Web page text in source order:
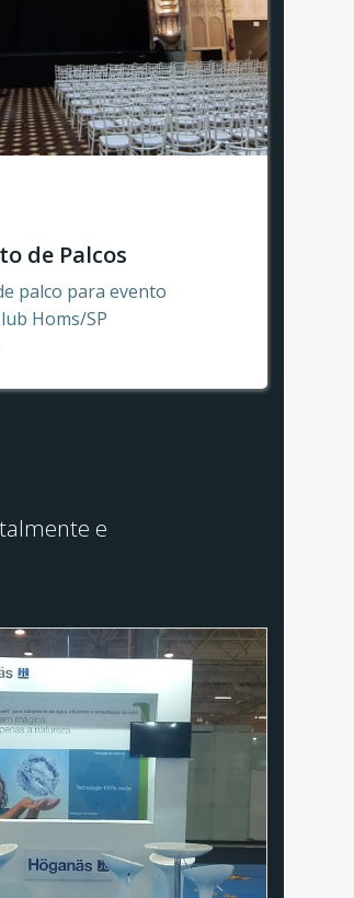
de Palcos
palco para evento
Homs/SP
e